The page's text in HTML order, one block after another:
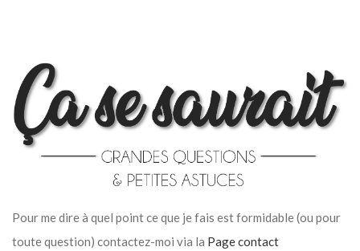
Pour me dire à quel point ce que je fais est formidable (ou pour
toute question) contactez-moi via la Page contact